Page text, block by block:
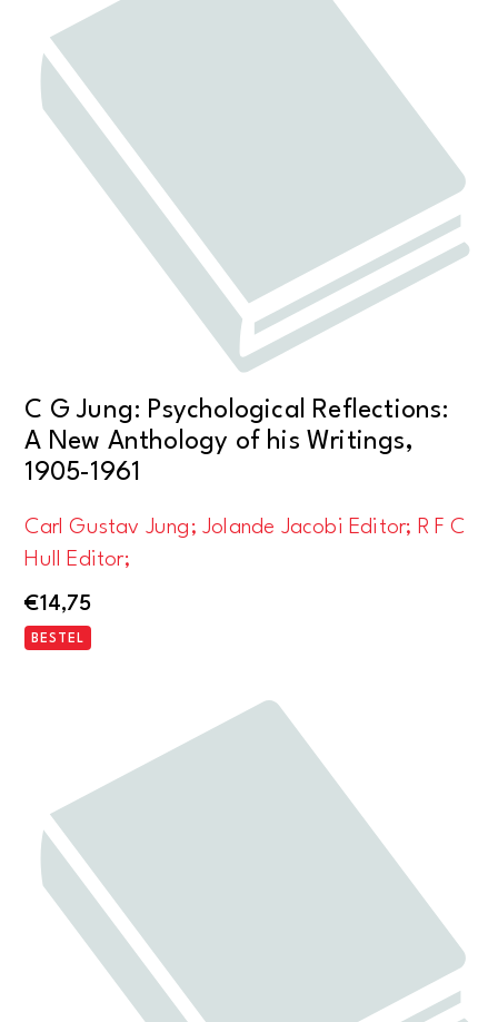
C G Jung: Psychological Reflections:
A New Anthology of his Writings,
1905-1961
Carl Gustav Jung; Jolande Jacobi Editor; R F C
Hull Editor;
€14,75
BESTEL